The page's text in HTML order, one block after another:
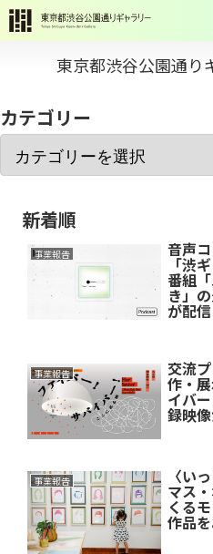
東京都渋谷公園通り
カテゴリー
新着順
事業報告 音声
「渋
番組
き」
が配
事業報告 交流
作・
イバ
録映
事業報告 〈い
マス・
くる
作品